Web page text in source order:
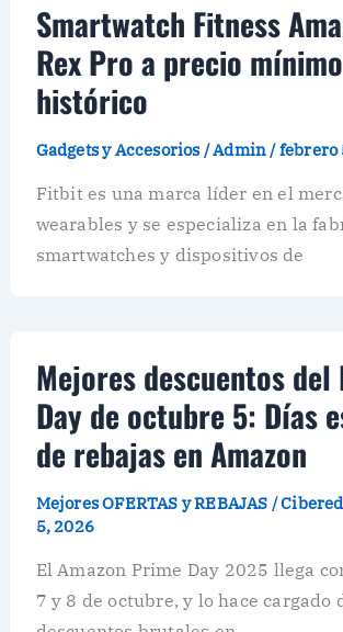
Smartwatch Fitness
Rex Pro a precio mínimo
histórico
Gadgets y Accesorios /Admin/febrero
Fitbit es una marca líder en el
wearables y se especializa en la
smartwatches y dispositivos de
Mejores descuentos del
Day de octubre 5: Días
de rebajas en Amazon
Mejores OFERTAS y REBAJAS /
5, 2026
El Amazon Prime Day 2025 llega
7 y 8 de octubre, y lo hace cargado